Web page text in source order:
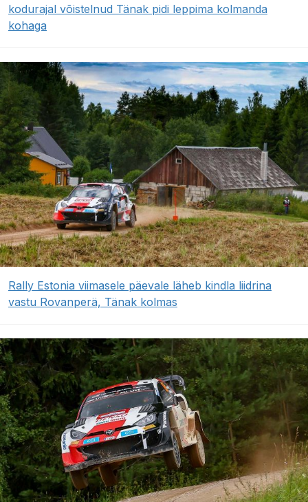
kodurajal võistelnud Tänak pidi leppima kolmanda
kohaga
Rally Estonia viimasele päevale läheb kindla liidrina
vastu Rovanperä, Tänak kolmas